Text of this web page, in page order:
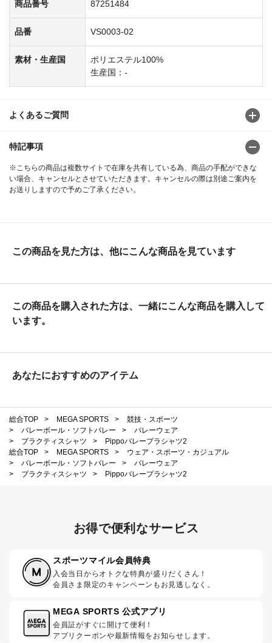
商品番号 87251484
品番 VS0003-02
素材・生産国
ポリエステル100%
生産国：-
よくあるご質問
特記事項
※こちらの商品は複数サイトで在庫を共有している為、商品の手配ができな
い場合、キャンセルとさせていただきます。キャンセルの際は別途ご案内を
お送りしますので予めご了承ください。
この商品を見た方は、他にこんな商品を見ています
この商品を購入された方は、一緒にこんな商品を購入して
います。
あなたにおすすめのアイテム
総合TOP > MEGA SPORTS >
競技・スポーツ
>
バレーボール・ソフトバレー >
バレーウェア
>
プラクティスシャツ >
Pippoバレープラシャツ2
総合TOP
> MEGA SPORTS >
ウェア・スポーツ・カジュアル
>
バレーボール・ソフトバレー >
バレーウェア
>
プラクティスシャツ > Pippoバレープラシャツ2
お得で便利なサービス
スポーツマイル会員特典
入会当日からオトクな特典が盛りだくさん！
会員さま限定のキャンペーンもお見逃しなく。
MEGA SPORTS 公式アプリ
会員証がすぐに開けて便利！
アプリクーポンや最新情報をお知らせします。